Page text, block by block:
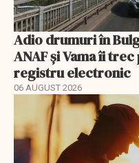
Adio drumuri în
ANAF și Vama îi
registru electronic
06 AUGUST 2026